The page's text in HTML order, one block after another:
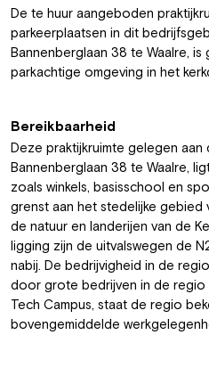
De te huur aangeboden
parkeerplaatsen in dit
Bannenberglaan 38 te Waalre,
parkachtige omgeving in het
Bereikbaarheid
Deze praktijkruimte gelegen aan
Bannenberglaan 38 te Waalre,
zoals winkels, basisschool en
grenst aan het stedelijke gebied
de natuur en landerijen van de
ligging zijn de uitvalswegen de
nabij. De bedrijvigheid in de
door grote bedrijven in de regio
Tech Campus, staat de regio
bovengemiddelde